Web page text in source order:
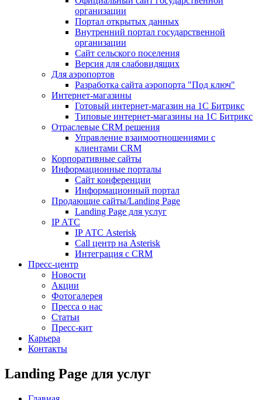
организации
Портал открытых данных
Внутренний портал государственной
организации
Сайт сельского поселения
Версия для слабовидящих
Для аэропортов
Разработка сайта аэропорта "Под ключ"
Интернет-магазины
Готовый интернет-магазин на 1С Битрикс
Типовые интернет-магазины на 1С Битрикс
Отраслевые CRM решения
Управление взаимоотношениями с
клиентами CRM
Корпоративные сайты
Информационные порталы
Сайт конференции
Информационный портал
Продающие сайты/Landing Page
Landing Page для услуг
IP АТС
IP АТС Asterisk
Call центр на Asterisk
Интеграция с CRM
Пресс-центр
Новости
Акции
Фотогалерея
Пресса о нас
Статьи
Пресс-кит
Карьера
Контакты
Landing Page для услуг